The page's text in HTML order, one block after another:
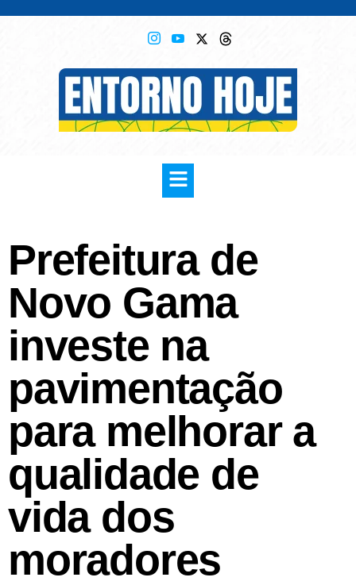
Prefeitura de
Novo Gama
investe na
pavimentação
para melhorar a
qualidade de
vida dos
moradores